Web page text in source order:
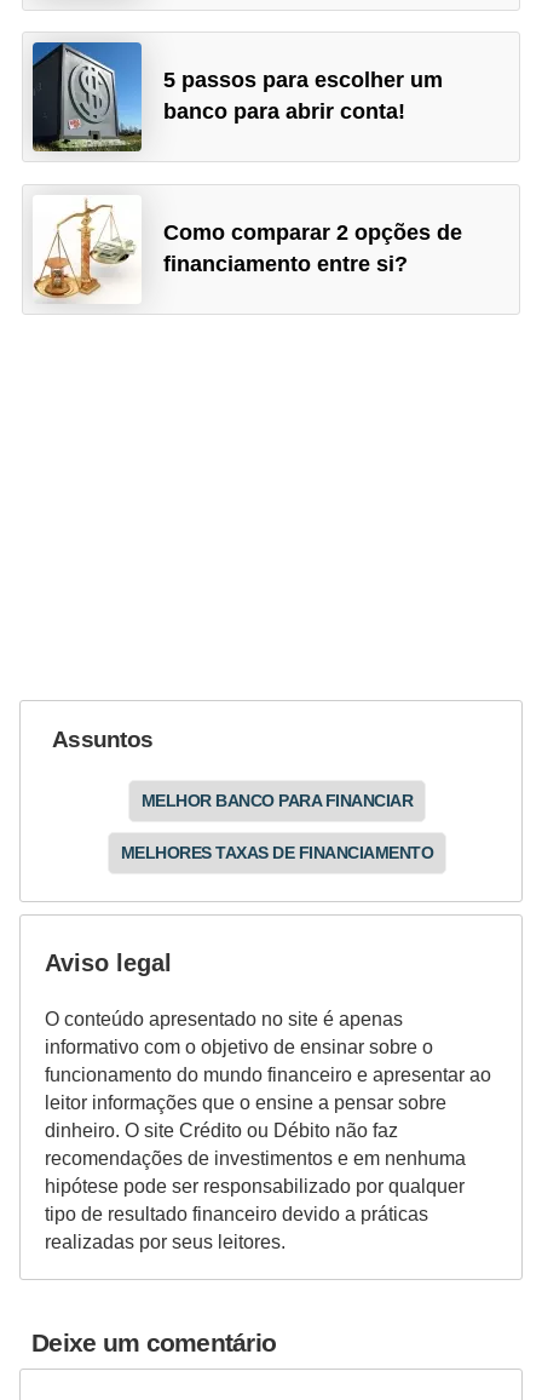
5 passos para escolher um
banco para abrir conta!
Como comparar 2 opções de
financiamento entre si?
Assuntos
MELHOR BANCO PARA FINANCIAR
MELHORES TAXAS DE FINANCIAMENTO
Aviso legal
O conteúdo apresentado no site é apenas
informativo com o objetivo de ensinar sobre o
funcionamento do mundo financeiro e apresentar ao
leitor informações que o ensine a pensar sobre
dinheiro. O site Crédito ou Débito não faz
recomendações de investimentos e em nenhuma
hipótese pode ser responsabilizado por qualquer
tipo de resultado financeiro devido a práticas
realizadas por seus leitores.
Deixe um comentário
r
e
o
m
p
e
n
s